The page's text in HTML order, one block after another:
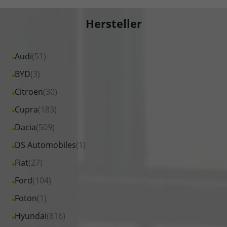
Hersteller
Audi(51)
Alle
Fahrzeuge
Audi
anzeigen
BYD(3)
Alle
Fahrzeuge
BYD
anzeigen
Citroen(30)
Alle
Fahrzeuge
Citroen
anzeigen
Cupra(183)
Alle
Fahrzeuge
Cupra
anzeigen
Dacia(509)
Alle
Fahrzeuge
Dacia
anzeigen
DS Automobiles(1)
Alle
Fahrzeuge
DS
Automobiles
anzeigen
Fiat(27)
Alle
Fahrzeuge
Fiat
anzeigen
Ford(104)
Alle
Fahrzeuge
Ford
Foton(1)
Alle
Fahrzeuge
Hyundai(816)
Alle